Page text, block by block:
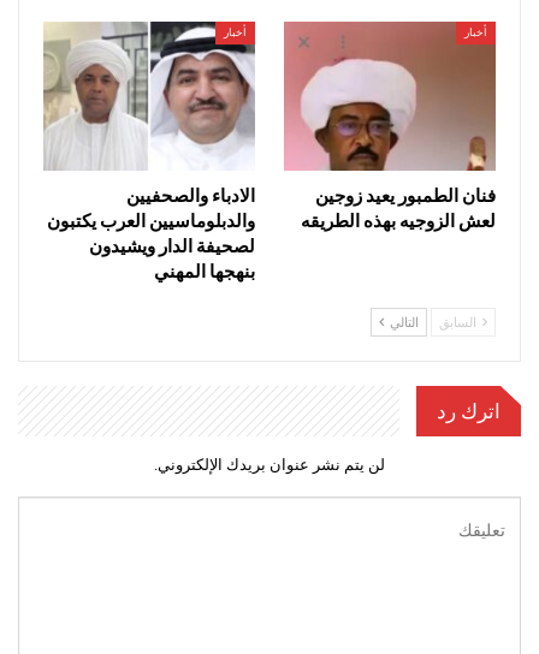
أخبار
فنان الطمبور يعيد زوجين
لعش الزوجيه بهذه الطريقه
أخبار
الادباء والصحفيين
والدبلوماسيين العرب يكتبون
لصحيفة الدار ويشيدون
بنهجها المهني
السابق التالي
اترك رد
لن يتم نشر عنوان بريدك الإلكتروني.